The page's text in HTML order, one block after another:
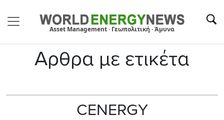
Asset Management · Γεωπολιτική · Άμυνα
Αρθρα με ετικέτα
CENERGY